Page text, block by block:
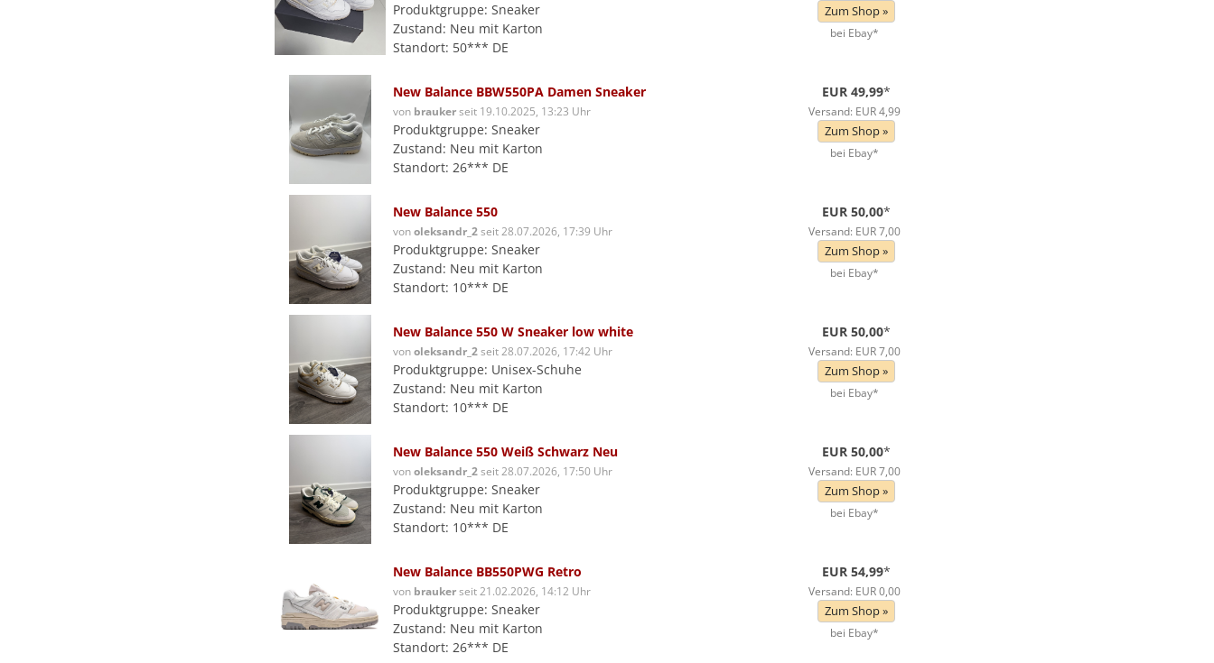
Produktgruppe: Sneaker
Zustand: Neu mit Karton
Standort: 50*** DE
Zum Shop »
bei Ebay*
New Balance BBW550PA Damen Sneaker
von braukerseit 19.10.2025, 13:23 Uhr
Produktgruppe: Sneaker
Zustand: Neu mit Karton
Standort: 26*** DE
EUR 49,99*
Versand: EUR 4,99
Zum Shop »
bei Ebay*
New Balance 550
vonoleksandr_2seit 28.07.2026, 17:39 Uhr
Produktgruppe: Sneaker
Zustand: Neu mit Karton
Standort: 10*** DE
EUR 50,00*
Versand: EUR 7,00
Zum Shop »
bei Ebay*
New Balance 550 W Sneaker low white
vonoleksandr_2seit 28.07.2026, 17:42 Uhr
Produktgruppe: Unisex-Schuhe
Zustand: Neu mit Karton
Standort: 10*** DE
EUR 50,00*
Versand: EUR 7,00
Zum Shop »
bei Ebay*
New Balance 550 Weiß Schwarz Neu
vonoleksandr_2seit 28.07.2026, 17:50 Uhr
Produktgruppe: Sneaker
Zustand: Neu mit Karton
Standort: 10*** DE
EUR 50,00*
Versand: EUR 7,00
Zum Shop »
bei Ebay*
New Balance BB550PWG Retro
von braukerseit 21.02.2026, 14:12 Uhr
Produktgruppe: Sneaker
Zustand: Neu mit Karton
Standort: 26*** DE
EUR 54,99*
Versand: EUR 0,00
Zum Shop »
bei Ebay*